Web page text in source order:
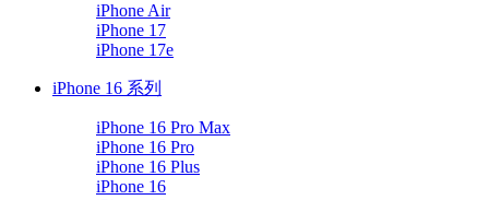
iPhone Air
iPhone 17
iPhone 17e
iPhone 16 系列
iPhone 16 Pro Max
iPhone 16 Pro
iPhone 16 Plus
iPhone 16